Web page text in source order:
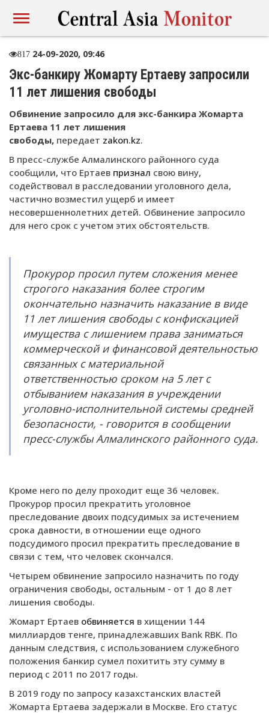
817 24-09-2020, 09:46
Экс-банкиру Жомарту Ертаеву запросили
11 лет лишения свободы
Обвинение запросило для экс-банкира Жомарта
Ертаева 11 лет лишения
свободы, передает zakon.kz.
В пресс-службе Алмалинского районного суда
сообщили, что Ертаев признал свою вину,
содействовал в расследовании уголовного дела,
частично возместил ущерб и имеет
несовершеннолетних детей. Обвинение запросило
для него срок с учетом этих обстоятельств.
Прокурор просил путем сложения менее
строгого наказания более строгим
окончательно назначить наказание в виде
11 лет лишения свободы с конфискацией
имущества с лишением права заниматься
коммерческой и финансовой деятельностью
связанных с материальной
ответственностью сроком на 5 лет с
отбыванием наказания в учреждении
уголовно-исполнительной системы средней
безопасности, - говорится в сообщении
пресс-службы Алмалинского районного суда.
Кроме него по делу проходит еще 36 человек.
Прокурор просил прекратить уголовное
преследование двоих подсудимых за истечением
срока давности, в отношении еще одного
подсудимого просил прекратить преследование в
связи с тем, что человек скончался.
Четырем обвинение запросило назначить по году
ограничения свободы, остальным - от 1 до 8 лет
лишения свободы.
Жомарт Ертаев обвиняется в хищении 144
миллиардов тенге, принадлежавших Bank RBK. По
данным следствия, с использованием служебного
положения банкир сумел похитить эту сумму в
период с 2011 по 2017 годы.
В 2019 году по запросу казахстанских властей
Жомарта Ертаева задержали в Москве. Его статус